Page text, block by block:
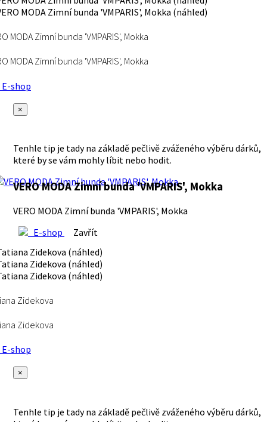
MODA Zimní bunda 'VMPARIS', Mokka
MODA Zimní bunda 'VMPARIS', Mokka
shop
×
Tenhle tip je tady na základě pečlivě zváženého výběru dárků,
které by se vám mohly líbit nebo hodit.
VERO MODA Zimní bunda 'VMPARIS', Mokka
VERO MODA Zimní bunda 'VMPARIS', Mokka
E-shop
Zavřít
Zidekova
Zidekova
shop
×
Tenhle tip je tady na základě pečlivě zváženého výběru dárků,